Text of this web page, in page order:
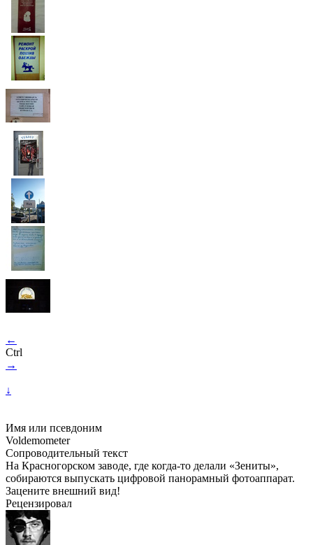
←
Ctrl
→
↓
Имя или псевдоним
Voldemometer
Сопроводительный текст
На Красногорском заводе, где когда-то делали «Зениты»,
собираются выпускать цифровой панорамный фотоаппарат.
Зацените внешний вид!
Рецензировал